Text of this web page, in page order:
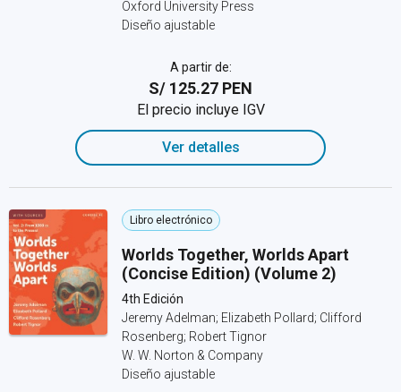
Oxford University Press
Diseño ajustable
A partir de:
S/ 125.27 PEN
El precio incluye IGV
Ver detalles
Libro electrónico
Worlds Together, Worlds Apart
(Concise Edition) (Volume 2)
4th Edición
Jeremy Adelman; Elizabeth Pollard; Clifford
Rosenberg; Robert Tignor
W. W. Norton & Company
Diseño ajustable